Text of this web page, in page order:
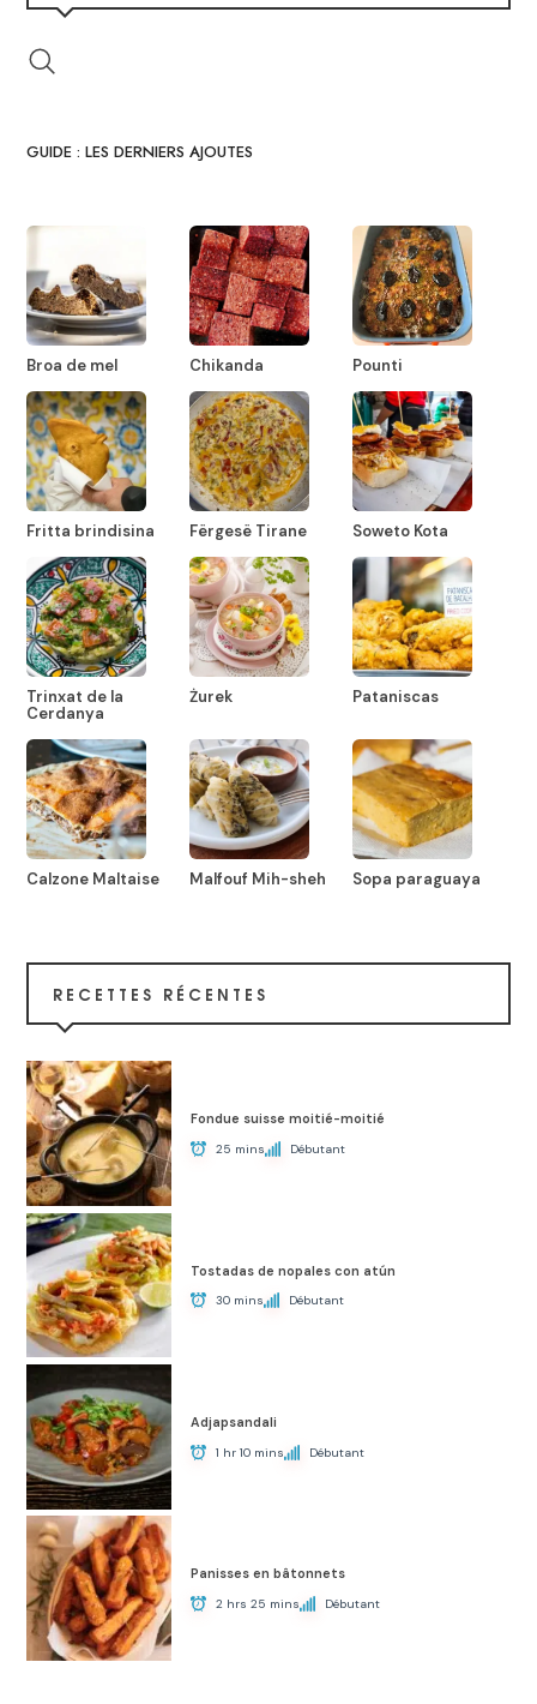
GUIDE : LES DERNIERS AJOUTES
Broa de mel Chikanda Pounti
Fritta brindisina Fërgesë Tirane Soweto Kota
Trinxat de la
Cerdanya
Żurek Pataniscas
Calzone Maltaise Malfouf Mih-sheh Sopa paraguaya
RECETTES RÉCENTES
Fondue suisse moitié-moitié
25 mins Débutant
Tostadas de nopales con atún
30 mins Débutant
Adjapsandali
1 hr 10 mins Débutant
Panisses en bâtonnets
2 hrs 25 mins Débutant